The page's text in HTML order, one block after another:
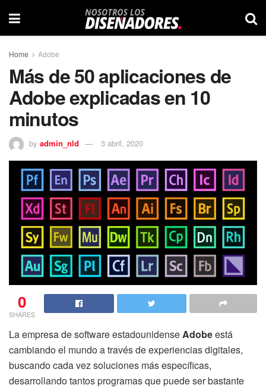
Home Adobe
Más de 50 aplicaciones de
Adobe explicadas en 10
minutos
by admin_nld 3 abril, 2020
0
SHARES
La empresa de software estadounidenseAdobeestá
cambiando el mundo a través de experiencias digitales,
buscando cada vez soluciones más específicas,
desarrollando tantos programas que puede ser bastante